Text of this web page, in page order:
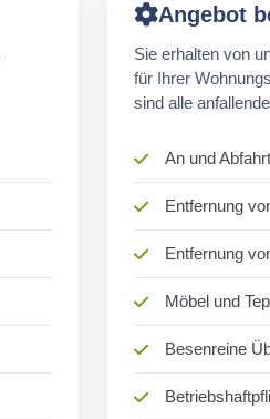
Angebot
Sie erhalten von
für Ihrer
sind alle
An und
Entfernung
Entfernung
Möbel und
Besenreine